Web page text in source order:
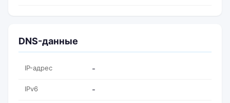
DNS-данные
IP-адрес -
IPv6 -